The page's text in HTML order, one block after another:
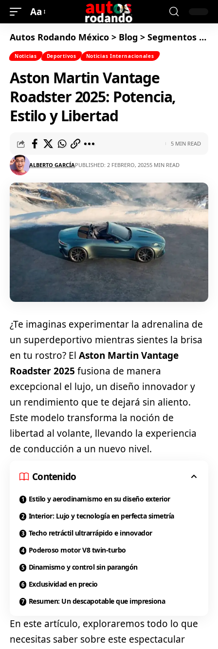
Aa
Autos Rodando México > Blog > Segmentos
Noticias Deportivos Noticias Internacionales
Aston Martin Vantage
Roadster 2025: Potencia,
Estilo y Libertad
ALBERTO GARCÍAPUBLISHED: 2 FEBRERO, 20255 MIN READ
5 MIN READ
¿Te imaginas experimentar la adrenalina de
un superdeportivo mientras sientes la brisa
en tu rostro? El Aston Martin Vantage
Roadster 2025 fusiona de manera
excepcional el lujo, un diseño innovador y
un rendimiento que te dejará sin aliento.
Este modelo transforma la noción de
libertad al volante, llevando la experiencia
de conducción a un nuevo nivel.
Contenido
Estilo y aerodinamismo en su diseño exterior
Interior: Lujo y tecnología en perfecta simetría
Techo retráctil ultrarrápido e innovador
Poderoso motor V8 twin-turbo
Dinamismo y control sin parangón
Exclusividad en precio
Resumen: Un descapotable que impresiona
En este artículo, exploraremos todo lo que
necesitas saber sobre este espectacular